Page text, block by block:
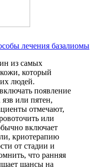
лечения базалиомы
из самых
который
людей.
появление
или пятен,
отмечают,
или
включает
криотерапию
от стадии и
что ранняя
шансы на